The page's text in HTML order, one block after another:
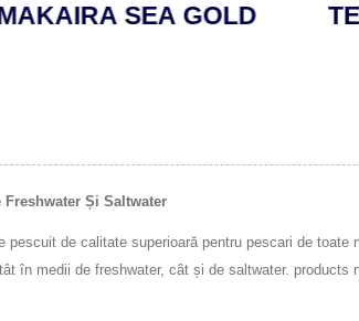
SEA GOLD
Freshwater Și Saltwater
de calitate superioară pentru pescari de toate
în medii de freshwater, cât și de saltwater. products